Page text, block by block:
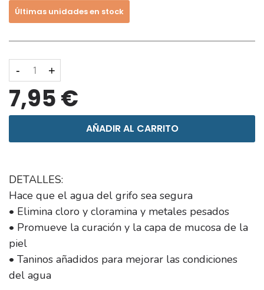
Últimas unidades en stock
- +
7,95 €
AÑADIR AL CARRITO
DETALLES:
Hace que el agua del grifo sea segura
• Elimina cloro y cloramina y metales pesados
• Promueve la curación y la capa de mucosa de la
piel
• Taninos añadidos para mejorar las condiciones
del agua